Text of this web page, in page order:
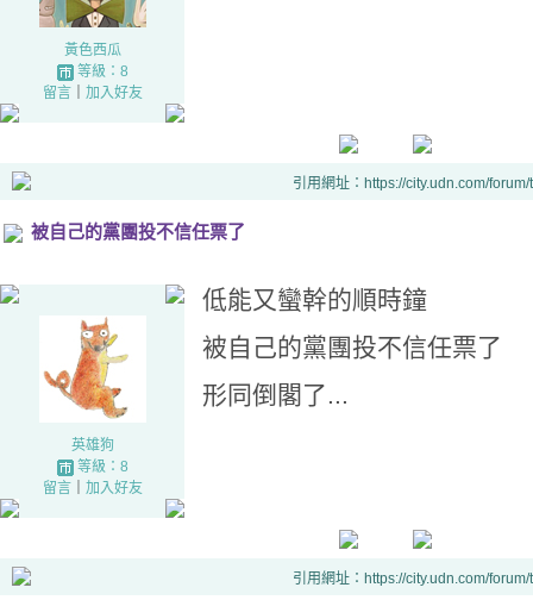
黃色西瓜
等級：8
留言｜ 加入好友
引用網址：https://city.udn.com/
被自己的黨團投不信任票了
英雄狗
等級：8
留言｜ 加入好友
低能又蠻幹的順時鐘
被自己的黨團投不信任票了
形同倒閣了...
引用網址：https://city.udn.com/